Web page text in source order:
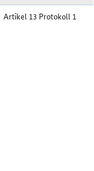
Artikel 13 Protokoll 1